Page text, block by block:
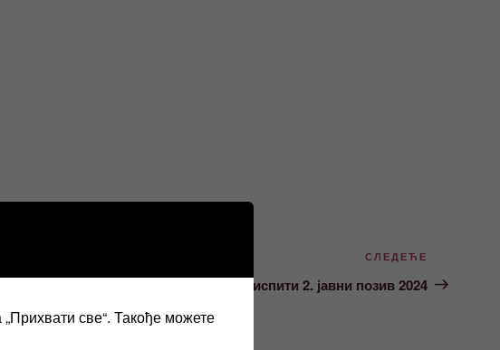
чланак
СЛЕДЕЋЕ
Обавјештење, припремна настава и испити 2. јавни позив 2024
све“. Такође можете